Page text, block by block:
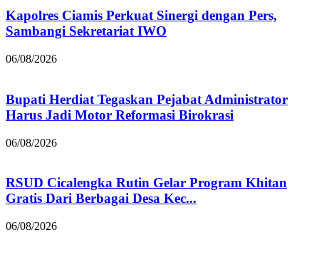
Kapolres Ciamis Perkuat Sinergi dengan Pers,
Sambangi Sekretariat IWO
06/08/2026
Bupati Herdiat Tegaskan Pejabat Administrator
Harus Jadi Motor Reformasi Birokrasi
06/08/2026
RSUD Cicalengka Rutin Gelar Program Khitan
Gratis Dari Berbagai Desa Kec...
06/08/2026